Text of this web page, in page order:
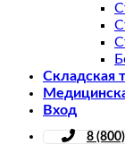
Складская
Вход
8